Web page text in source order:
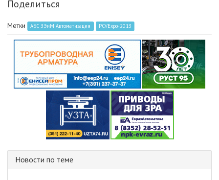
Поделиться
Метки АБС ЗЭиМ Автоматизация PCVExpo-2013
Новости по теме